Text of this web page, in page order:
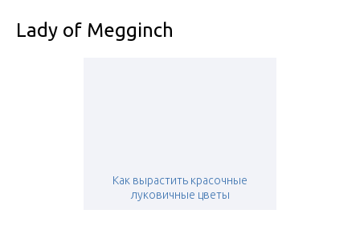
Lady of Megginch
Как вырастить красочные
луковичные цветы